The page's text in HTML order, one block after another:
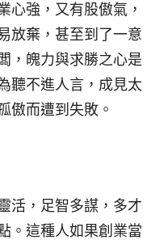
心強，又有股傲氣，
放棄，甚至到了一意
，魄力與求勝之心是
聽不進人言，成見太
傲而遭到失敗。
活，足智多謀，多才
。這種人如果創業當